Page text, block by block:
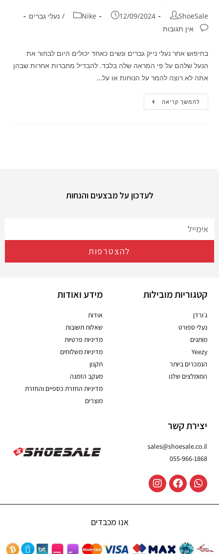
ShoeSale
12/09/2024
Nike
/ נעלי גברים
אין תגובות
בחיפוש אחר נעלי נייק גברים ונשים כאחד יכולים היום לבחור את
הנעל שלהם על פי המראה שלה בלבד. להבדיל מחברות אחרות שבהן
אתה לא רוצה להמר על הנוחות או על…
להמשך קריאה
לעדכון על מבצעים והנחות
להצטרפות
קטגוריות מובילות
ג׳ורדן
נעלי ספורט
מותגים
Yeezy
הנמכרים ביותר
המומלצים שלנו
מידע ואודות
אודות
שאלות תשובות
מדיניות פרטיות
מדיניות משלוחים
תקנון
מעקב הזמנה
מדיניות החזרת כספיים והחזרת
מוצרים
יצירת קשר
sales@shoesale.co.il
055-966-1868
אנו מכבדים